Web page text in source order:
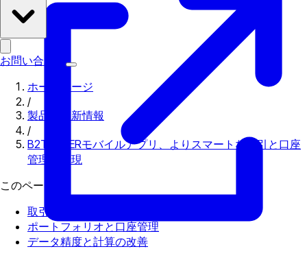
お問い合わせ
ホームページ
/
製品の更新情報
/
B2TRADERモバイルアプリ、よりスマートな取引と口座
管理を実現
このページで
取引UXの改善
ポートフォリオと口座管理
データ精度と計算の改善